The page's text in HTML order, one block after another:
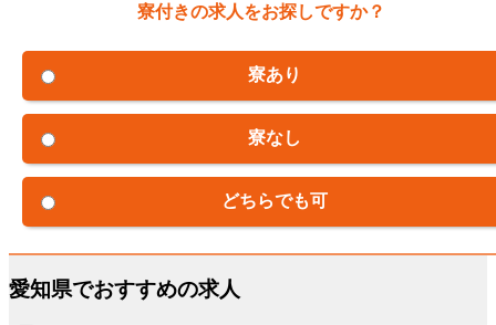
寮付きの求人をお探しですか？
寮あり
寮なし
どちらでも可
愛知県でおすすめの求人